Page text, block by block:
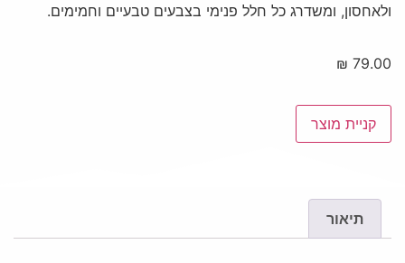
ולאחסון, ומשדרג כל חלל פנימי בצבעים טבעיים וחמימים.
₪ 79.00
קניית מוצר
תיאור